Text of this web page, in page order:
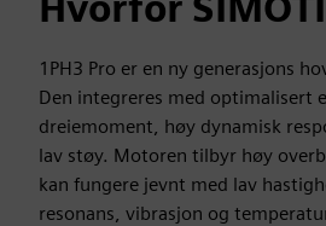
1PH3 Pro er en ny generasjons
Den integreres med optimalisert
dreiemoment, høy dynamisk
lav støy. Motoren tilbyr høy
kan fungere jevnt med lav
resonans, vibrasjon og